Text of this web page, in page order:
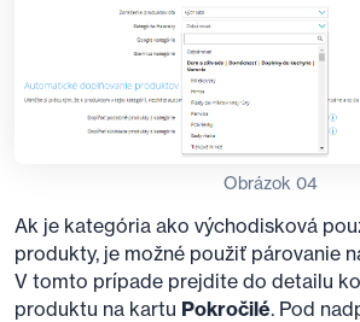
Obrázok 04
Ak je kategória ako východisková
produkty, je možné použiť párovanie
V tomto prípade prejdite do detailu
produktu na kartu Pokročilé. Pod